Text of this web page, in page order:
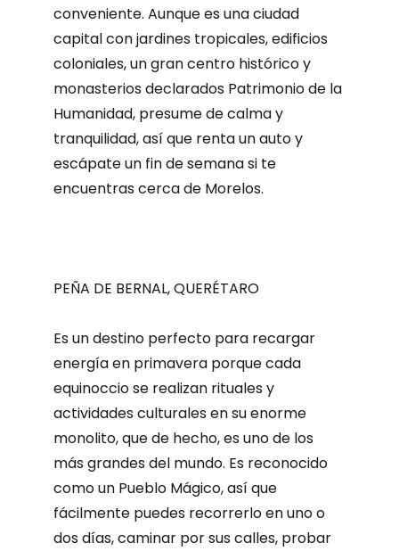
conveniente. Aunque es una ciudad
capital con jardines tropicales, edificios
coloniales, un gran centro histórico y
monasterios declarados Patrimonio de la
Humanidad, presume de calma y
tranquilidad, así que renta un auto y
escápate un fin de semana si te
encuentras cerca de Morelos.
PEÑA DE BERNAL, QUERÉTARO
Es un destino perfecto para recargar
energía en primavera porque cada
equinoccio se realizan rituales y
actividades culturales en su enorme
monolito, que de hecho, es uno de los
más grandes del mundo. Es reconocido
como un Pueblo Mágico, así que
fácilmente puedes recorrerlo en uno o
dos días, caminar por sus calles, probar